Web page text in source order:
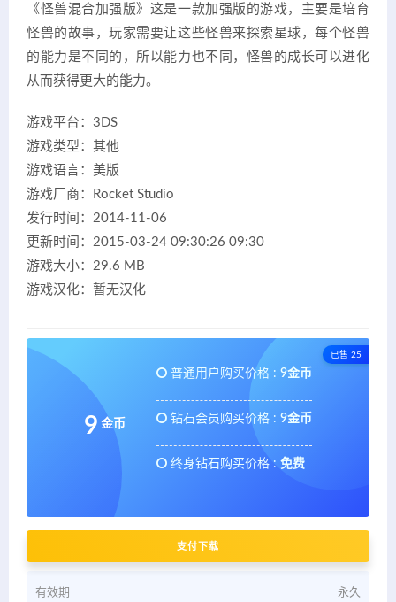
《怪兽混合加强版》这是一款加强版的游戏，主要是培育
怪兽的故事，玩家需要让这些怪兽来探索星球，每个怪兽
的能力是不同的，所以能力也不同，怪兽的成长可以进化
从而获得更大的能力。
游戏平台：3DS
游戏类型：其他
游戏语言：美版
游戏厂商：Rocket Studio
发行时间：2014-11-06
更新时间：2015-03-24 09:30:26 09:30
游戏大小：29.6 MB
游戏汉化：暂无汉化
已售 25
9 金币
普通用户购买价格 : 9金币
钻石会员购买价格 : 9金币
终身钻石购买价格 : 免费
支付下载
有效期 永久